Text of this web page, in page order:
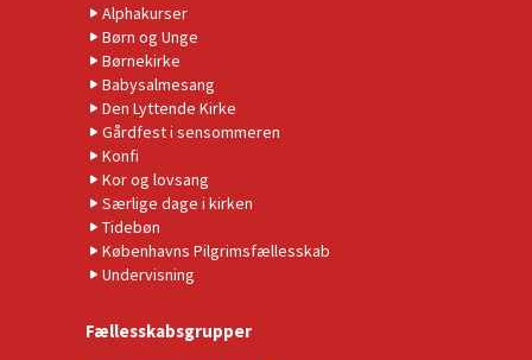
Alphakurser
Børn og Unge
Børnekirke
Babysalmesang
Den Lyttende Kirke
Gårdfest i sensommeren
Konfi
Kor og lovsang
Særlige dage i kirken
Tidebøn
Københavns Pilgrimsfællesskab
Undervisning
Fællesskabsgrupper